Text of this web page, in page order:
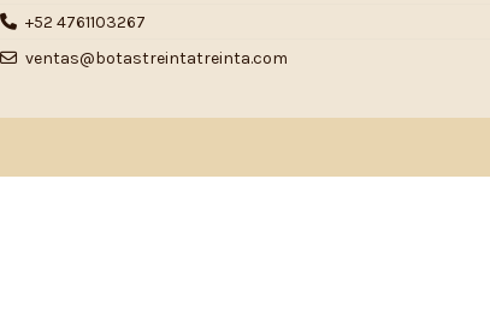
+52 4761103267
ventas@botastreintatreinta.com